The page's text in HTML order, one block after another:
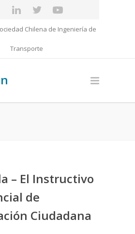
Chilena de Ingeniería de
Transporte
– El Instructivo
de
Ciudadana